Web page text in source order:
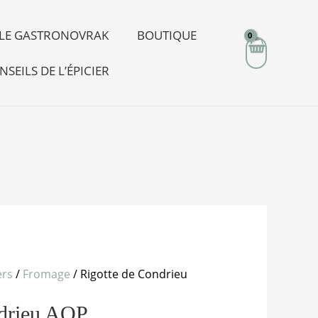
GASTRONOVRAK BOUTIQUE
DE L’ÉPICIER
/ Fromage / Rigotte de Condrieu